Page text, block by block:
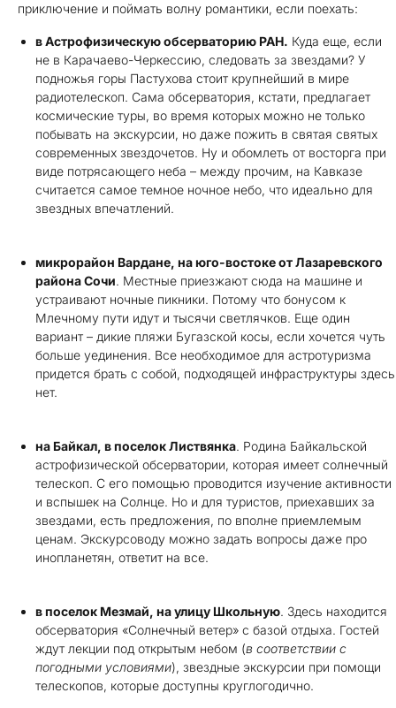
приключение и поймать волну романтики, если поехать:
в Астрофизическую обсерваторию РАН. Куда еще, если
не в Карачаево-Черкессию, следовать за звездами? У
подножья горы Пастухова стоит крупнейший в мире
радиотелескоп. Сама обсерватория, кстати, предлагает
космические туры, во время которых можно не только
побывать на экскурсии, но даже пожить в святая святых
современных звездочетов. Ну и обомлеть от восторга при
виде потрясающего неба – между прочим, на Кавказе
считается самое темное ночное небо, что идеально для
звездных впечатлений.
микрорайон Вардане, на юго-востоке от Лазаревского
района Сочи. Местные приезжают сюда на машине и
устраивают ночные пикники. Потому что бонусом к
Млечному пути идут и тысячи светлячков. Еще один
вариант – дикие пляжи Бугазской косы, если хочется чуть
больше уединения. Все необходимое для астротуризма
придется брать с собой, подходящей инфраструктуры здесь
нет.
на Байкал, в поселок Листвянка. Родина Байкальской
астрофизической обсерватории, которая имеет солнечный
телескоп. С его помощью проводится изучение активности
и вспышек на Солнце. Но и для туристов, приехавших за
звездами, есть предложения, по вполне приемлемым
ценам. Экскурсоводу можно задать вопросы даже про
инопланетян, ответит на все.
в поселок Мезмай, на улицу Школьную. Здесь находится
обсерватория «Солнечный ветер» с базой отдыха. Гостей
ждут лекции под открытым небом (в соответствии с
погодными условиями), звездные экскурсии при помощи
телескопов, которые доступны круглогодично.